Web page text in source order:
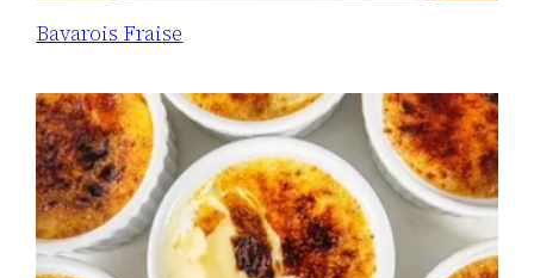
Bavarois Fraise